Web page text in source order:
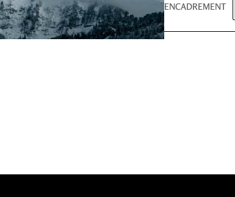
ENCADREMENT